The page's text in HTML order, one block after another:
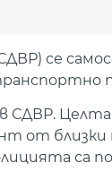
се
СДВР.
от
са